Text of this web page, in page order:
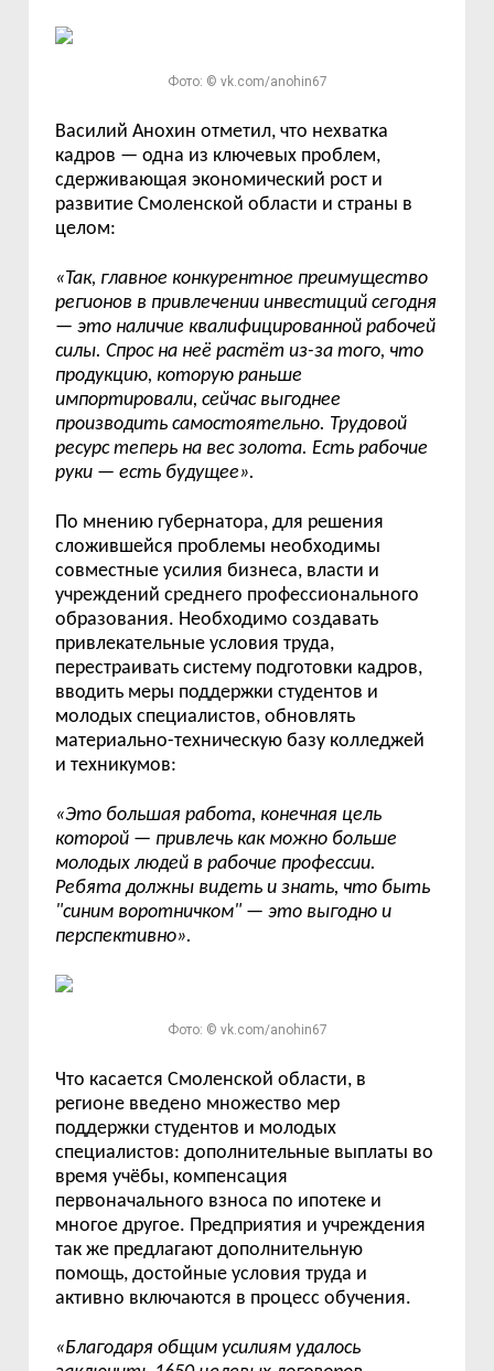
Фото: © vk.com/anohin67
Василий Анохин отметил, что нехватка
кадров — одна из ключевых проблем,
сдерживающая экономический рост и
развитие Смоленской области и страны в
целом:
«Так, главное конкурентное преимущество
регионов в привлечении инвестиций сегодня
— это наличие квалифицированной рабочей
силы. Спрос на неё растёт из-за того, что
продукцию, которую раньше
импортировали, сейчас выгоднее
производить самостоятельно. Трудовой
ресурс теперь на вес золота. Есть рабочие
руки — есть будущее».
По мнению губернатора, для решения
сложившейся проблемы необходимы
совместные усилия бизнеса, власти и
учреждений среднего профессионального
образования. Необходимо создавать
привлекательные условия труда,
перестраивать систему подготовки кадров,
вводить меры поддержки студентов и
молодых специалистов, обновлять
материально-техническую базу колледжей
и техникумов:
«Это большая работа, конечная цель
которой — привлечь как можно больше
молодых людей в рабочие профессии.
Ребята должны видеть и знать, что быть
"синим воротничком" — это выгодно и
перспективно».
Фото: © vk.com/anohin67
Что касается Смоленской области, в
регионе введено множество мер
поддержки студентов и молодых
специалистов: дополнительные выплаты во
время учёбы, компенсация
первоначального взноса по ипотеке и
многое другое. Предприятия и учреждения
так же предлагают дополнительную
помощь, достойные условия труда и
активно включаются в процесс обучения.
«Благодаря общим усилиям удалось